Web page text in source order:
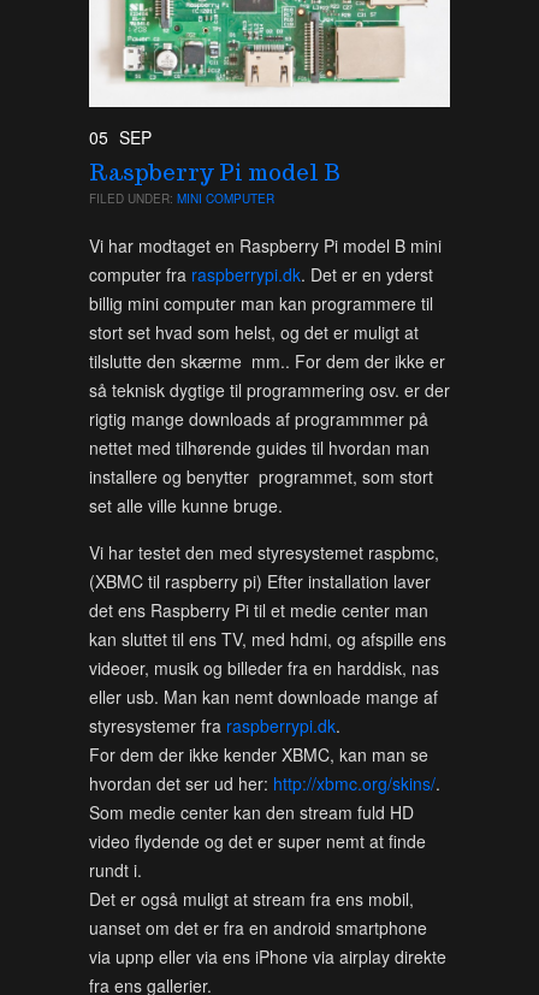
05 SEP
Raspberry Pi model B
FILED UNDER: MINI COMPUTER
Vi har modtaget en Raspberry Pi model B mini
computer fra raspberrypi.dk. Det er en yderst
billig mini computer man kan programmere til
stort set hvad som helst, og det er muligt at
tilslutte den skærme mm.. For dem der ikke er
så teknisk dygtige til programmering osv. er der
rigtig mange downloads af programmmer på
nettet med tilhørende guides til hvordan man
installere og benytter programmet, som stort
set alle ville kunne bruge.
Vi har testet den med styresystemet raspbmc,
(XBMC til raspberry pi) Efter installation laver
det ens Raspberry Pi til et medie center man
kan sluttet til ens TV, med hdmi, og afspille ens
videoer, musik og billeder fra en harddisk, nas
eller usb. Man kan nemt downloade mange af
styresystemer fra raspberrypi.dk.
For dem der ikke kender XBMC, kan man se
hvordan det ser ud her: http://xbmc.org/skins/.
Som medie center kan den stream fuld HD
video flydende og det er super nemt at finde
rundt i.
Det er også muligt at stream fra ens mobil,
uanset om det er fra en android smartphone
via upnp eller via ens iPhone via airplay direkte
fra ens gallerier.